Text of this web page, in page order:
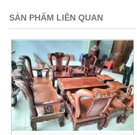
SẢN PHẨM LIÊN QUAN